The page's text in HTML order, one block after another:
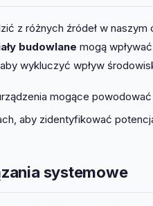
z różnych źródeł w naszym
budowlane mogą
wykluczyć wpływ
mogące powodować
aby zidentyfikować
systemowe